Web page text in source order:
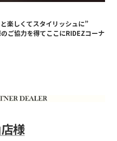
楽しくてスタイリッシュに”
ご協力を得てここにRIDEZコーナ
様